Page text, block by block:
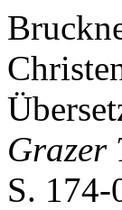
Grazer
S.